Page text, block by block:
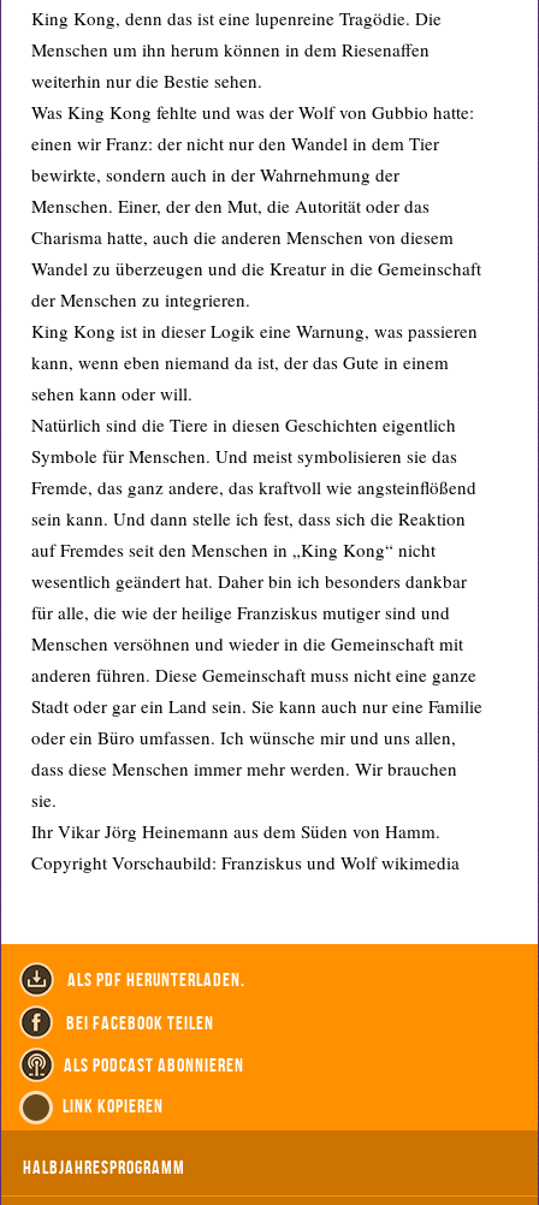
King Kong, denn das ist eine lupenreine Tragödie. Die
Menschen um ihn herum können in dem Riesenaffen
weiterhin nur die Bestie sehen.
Was King Kong fehlte und was der Wolf von Gubbio hatte:
einen wir Franz: der nicht nur den Wandel in dem Tier
bewirkte, sondern auch in der Wahrnehmung der
Menschen. Einer, der den Mut, die Autorität oder das
Charisma hatte, auch die anderen Menschen von diesem
Wandel zu überzeugen und die Kreatur in die Gemeinschaft
der Menschen zu integrieren.
King Kong ist in dieser Logik eine Warnung, was passieren
kann, wenn eben niemand da ist, der das Gute in einem
sehen kann oder will.
Natürlich sind die Tiere in diesen Geschichten eigentlich
Symbole für Menschen. Und meist symbolisieren sie das
Fremde, das ganz andere, das kraftvoll wie angsteinflößend
sein kann. Und dann stelle ich fest, dass sich die Reaktion
auf Fremdes seit den Menschen in „King Kong“ nicht
wesentlich geändert hat. Daher bin ich besonders dankbar
für alle, die wie der heilige Franziskus mutiger sind und
Menschen versöhnen und wieder in die Gemeinschaft mit
anderen führen. Diese Gemeinschaft muss nicht eine ganze
Stadt oder gar ein Land sein. Sie kann auch nur eine Familie
oder ein Büro umfassen. Ich wünsche mir und uns allen,
dass diese Menschen immer mehr werden. Wir brauchen
sie.
Ihr Vikar Jörg Heinemann aus dem Süden von Hamm.
Copyright Vorschaubild: Franziskus und Wolf wikimedia
als PDF herunterladen.
bei Facebook teilen
als Podcast abonnieren
Link kopieren
Halbjahresprogramm